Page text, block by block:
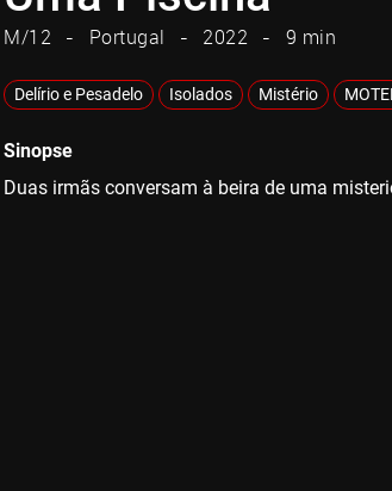
M/12 Portugal 2022 9 min
Delírio e Pesadelo Isolados Mistério
Sinopse
Duas irmãs conversam à beira de uma